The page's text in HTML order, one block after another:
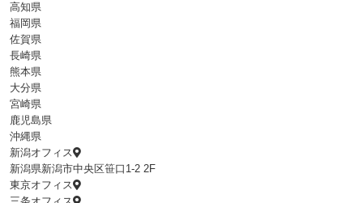
高知県
福岡県
佐賀県
長崎県
熊本県
大分県
宮崎県
鹿児島県
沖縄県
新潟オフィス
新潟県新潟市中央区笹口1-2 2F
東京オフィス